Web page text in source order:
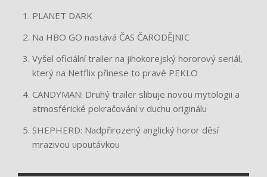
PLANET DARK
Na HBO GO nastává ČAS ČARODĚJNIC
Vyšel oficiální trailer na jihokorejský hororový seriál,
který na Netflix přinese to pravé PEKLO
CANDYMAN: Druhý trailer slibuje novou mytologii a
atmosférické pokračování v duchu originálu
SHEPHERD: Nadpřirozený anglický horor děsí
mrazivou upoutávkou